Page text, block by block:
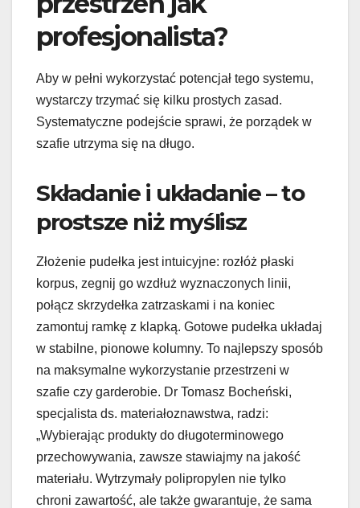
profesjonalista?
Aby w pełni wykorzystać potencjał tego systemu,
wystarczy trzymać się kilku prostych zasad.
Systematyczne podejście sprawi, że porządek w
szafie utrzyma się na długo.
Składanie i układanie – to
prostsze niż myślisz
Złożenie pudełka jest intuicyjne: rozłóż płaski
korpus, zegnij go wzdłuż wyznaczonych linii,
połącz skrzydełka zatrzaskami i na koniec
zamontuj ramkę z klapką. Gotowe pudełka układaj
w stabilne, pionowe kolumny. To najlepszy sposób
na maksymalne wykorzystanie przestrzeni w
szafie czy garderobie. Dr Tomasz Bocheński,
specjalista ds. materiałoznawstwa, radzi:
„Wybierając produkty do długoterminowego
przechowywania, zawsze stawiajmy na jakość
materiału. Wytrzymały polipropylen nie tylko
chroni zawartość, ale także gwarantuje, że sama